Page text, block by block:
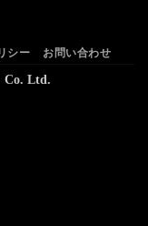
シー お問い合わせ
Co. Ltd.